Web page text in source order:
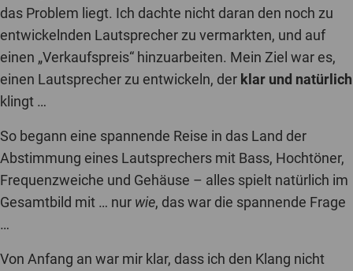
das Problem liegt. Ich dachte nicht daran den noch zu
entwickelnden Lautsprecher zu vermarkten, und auf
einen „Verkaufspreis“ hinzuarbeiten. Mein Ziel war es,
einen Lautsprecher zu entwickeln, der klar und natürlich
klingt …
So begann eine spannende Reise in das Land der
Abstimmung eines Lautsprechers mit Bass, Hochtöner,
Frequenzweiche und Gehäuse – alles spielt natürlich im
Gesamtbild mit … nur wie, das war die spannende Frage
…
Von Anfang an war mir klar, dass ich den Klang nicht